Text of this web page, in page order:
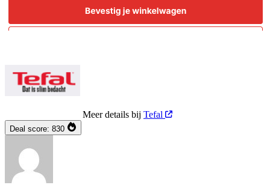
Meer details bij Tefal
Deal score: 830